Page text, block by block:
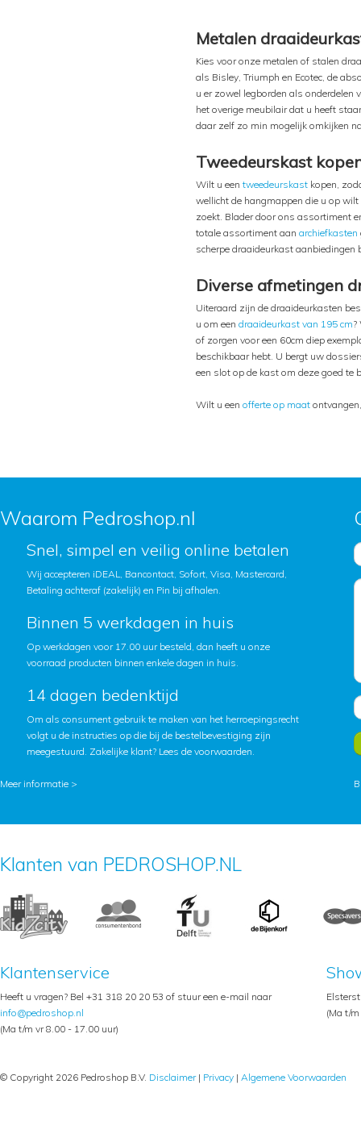
Metalen
Kies voor onze metalen of stalen
als Bisley, Triumph en Ecotec, de
u er zowel legborden als
het overige meubilair dat u heeft
daar zelf zo min mogelijk omkijken
Tweedeurskast
Wilt u een tweedeurskast kopen,
wellicht de hangmappen die u op
zoekt. Blader door ons assortiment
totale assortiment aan archiefkasten
scherpe draaideurkast aanbiedingen
Diverse afmetingen
Uiteraard zijn de draaideurkasten
u om een draaideurkast van 195 cm?
of zorgen voor een 60cm diep
beschikbaar hebt. U bergt uw
een slot op de kast om deze goed te
Wilt u een offerte op maat
Waarom Pedroshop.nl
Snel, simpel en veilig online betalen
Wij accepteren iDEAL, Bancontact, Sofort, Visa, Mastercard,
Betaling achteraf (zakelijk) en Pin bij afhalen.
Binnen 5 werkdagen in huis
Op werkdagen voor 17.00 uur besteld, dan heeft u onze
voorraad producten binnen enkele dagen in huis.
14 dagen bedenktijd
Om als consument gebruik te maken van het herroepingsrecht
volgt u de instructies op die bij de bestelbevestiging zijn
meegestuurd. Zakelijke klant? Lees de voorwaarden.
Meer informatie >
Klanten van PEDROSHOP.NL
Klantenservice
Heeft u vragen? Bel +31 318 20 20 53 of stuur een e-mail naar
info@pedroshop.nl
(Ma t/m vr 8.00 - 17.00 uur)
(Ma t/
© Copyright 2026 Pedroshop B.V. Disclaimer| Privacy | Algemene Voorwaarden